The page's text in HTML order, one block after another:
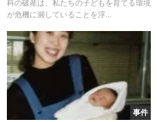
科の破産は、私たちの子どもを育てる環境
が危機に瀕していることを浮...
事件